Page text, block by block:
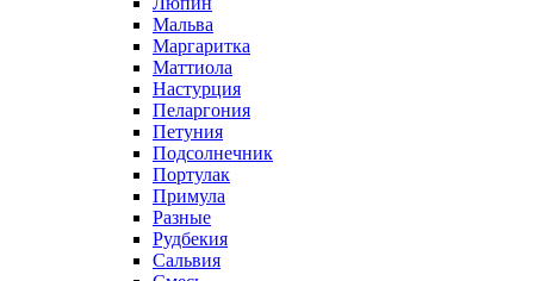
Мальва
Маргаритка
Маттиола
Настурция
Пеларгония
Петуния
Подсолнечник
Портулак
Примула
Разные
Рудбекия
Сальвия